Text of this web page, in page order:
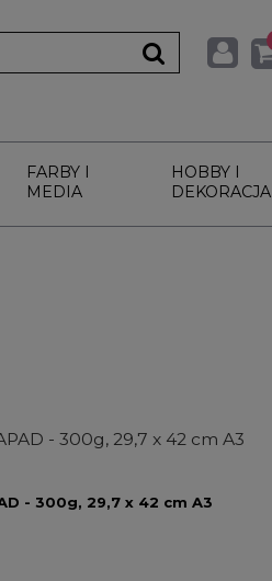
FARBY I
MEDIA
HOBBY I
DEKORACJA
- 300g, 29,7 x 42 cm A3
- 300g, 29,7 x 42 cm A3